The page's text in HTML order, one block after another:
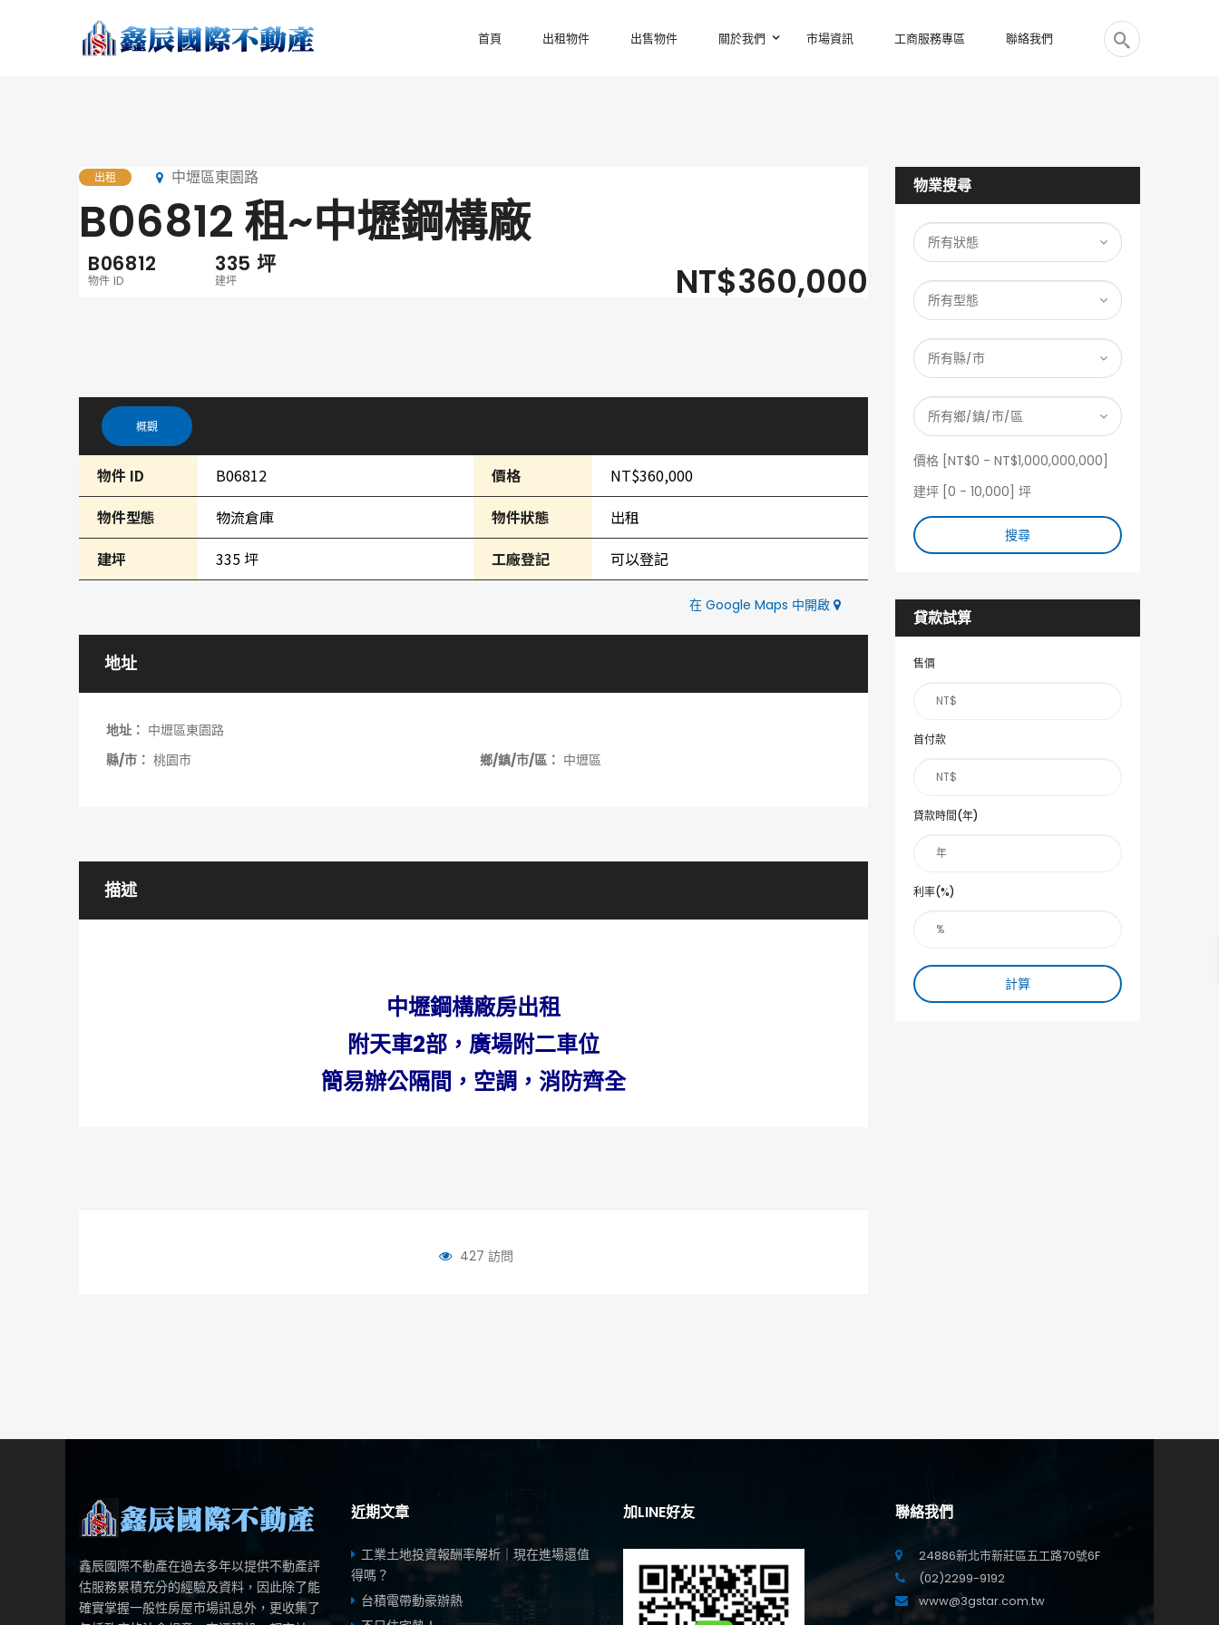
首頁 出租物件 出售物件 關於我們 市場資訊 工商服務專區 聯絡我們
出租 中壢區東園路
B06812 租~中壢鋼構廠
B06812
物件 ID
335 坪
建坪 NT$360,000
描述
中壢鋼構廠房出租
附天車2部，廣場附二車位
簡易辦公隔間，空調，消防齊全
地址
地址： 中壢區東園路
縣/市： 桃園市 鄉/鎮/市/區： 中壢區
在 Google Maps 中開啟
概觀
物件 ID B06812 價格
NT$360,000
物件型態
物流倉庫 物件狀態
出租
建坪
335 坪 工廠登記 可以登記
427 訪問
物業搜尋
價格 [ NT$0 - NT$1,000,000,000
建坪 [ 0 - 10,000 ] 坪
搜尋
貸款試算
售價
首付款
貸款時間(年)
利率(%)
計算
鑫辰國際不動產在過去多年以提供不動產評
估服務累積充分的經驗及資料，因此除了能
確實掌握一般性房屋市場訊息外，更收集了
近期文章
工業土地投資報酬率解析｜現在進場還值
得嗎？
台積電帶動豪辦熱
加LINE好友 聯絡我們
24886新北市新莊區五工路70號6F
(02)2299-9192
www@3gstar.com.tw